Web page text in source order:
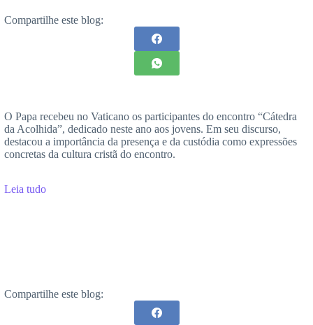
Compartilhe este blog:
O Papa recebeu no Vaticano os participantes do encontro “Cátedra
da Acolhida”, dedicado neste ano aos jovens. Em seu discurso,
destacou a importância da presença e da custódia como expressões
concretas da cultura cristã do encontro.
Leia tudo
Compartilhe este blog: